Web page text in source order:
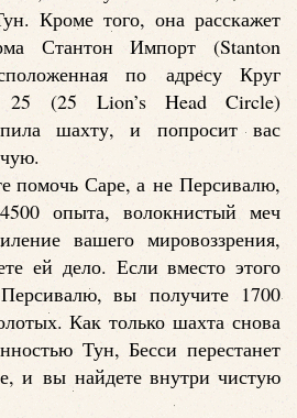
Кроме того, она расскажет
Стантон Импорт (Stanton
по адресу Круг
25 (25 Lion’s Head Circle)
шахту, и попросит вас
помочь Саре, а не Персивалю,
опыта, волокнистый меч
вашего мировоззрения,
ей дело. Если вместо этого
вы получите 1700
Как только шахта снова
Тун, Бесси перестанет
и вы найдете внутри чистую